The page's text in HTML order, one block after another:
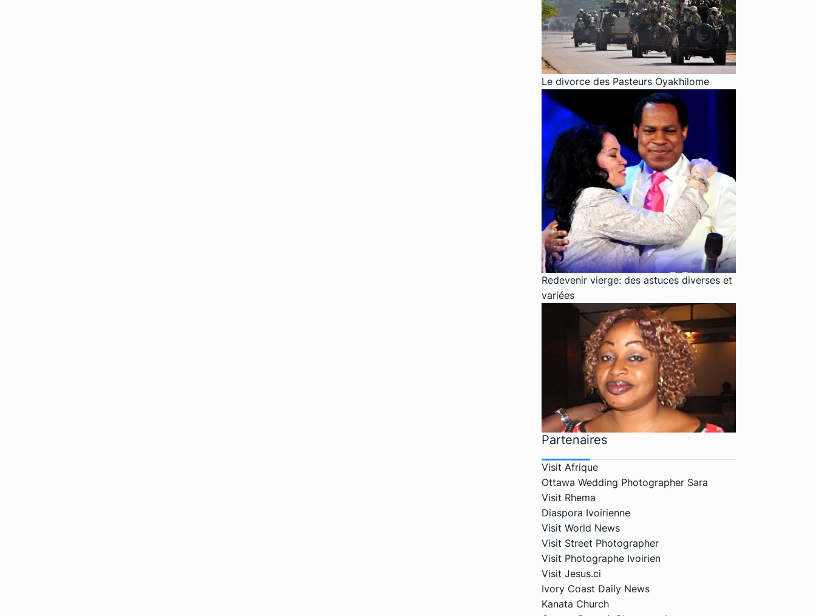
Le divorce des Pasteurs Oyakhilome
Redevenir vierge: des astuces diverses et
variées
Partenaires
Visit Afrique
Ottawa Wedding Photographer Sara
Visit Rhema
Diaspora Ivoirienne
Visit World News
Visit Street Photographer
Visit Photographe Ivoirien
Visit Jesus.ci
Ivory Coast Daily News
Kanata Church